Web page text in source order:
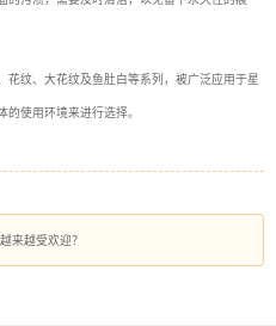
花纹、大花纹及鱼肚白等系列，被广泛应用于星
使用环境来进行选择。
来越受欢迎？